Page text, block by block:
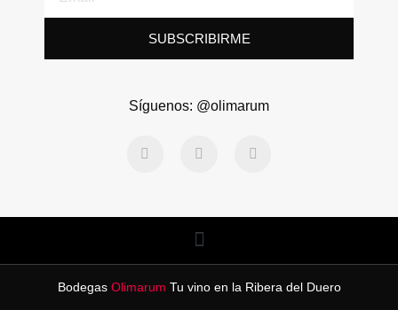
SUBSCRIBIRME
Síguenos: @olimarum
Bodegas Olimarum Tu vino en la Ribera del Duero